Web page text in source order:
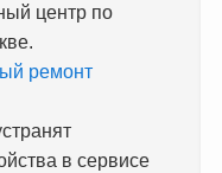
центр по
ремонт
в сервисе